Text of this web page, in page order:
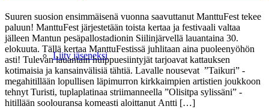
Liity jäseneksi
Suuren suosion ensimmäisenä vuonna saavuttanut ManttuFest tekee
paluun! ManttuFest järjestetään toista kertaa ja festivaali valtaa
jälleen Mantun pesäpallostadionin Siilinjärvellä lauantaina 30.
elokuuta. Tällä kertaa ManttuFestissä juhlitaan aina puoleenyöhön
asti! Tulevan lauantain huippuesiintyjät tarjoavat kattauksen
kotimaisia ja kansainvälisiä tähtiä. Lavalle nousevat ”Taikuri” -
megahitillään lopullisen läpimurron kirkkaimpien artistien joukkoon
tehnyt Turisti, tuplaplatinaa striimanneella ”Olisitpa sylissäni” -
hitillään soolouransa komeasti aloittanut Antti […]